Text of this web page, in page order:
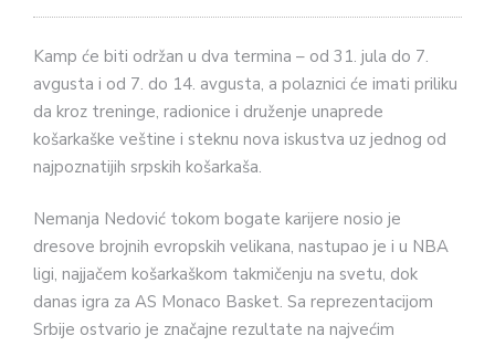
Kamp će biti održan u dva termina – od 31. jula do 7.
avgusta i od 7. do 14. avgusta, a polaznici će imati priliku
da kroz treninge, radionice i druženje unaprede
košarkaške veštine i steknu nova iskustva uz jednog od
najpoznatijih srpskih košarkaša.
Nemanja Nedović tokom bogate karijere nosio je
dresove brojnih evropskih velikana, nastupao je i u NBA
ligi, najjačem košarkaškom takmičenju na svetu, dok
danas igra za AS Monaco Basket. Sa reprezentacijom
Srbije ostvario je značajne rezultate na najvećim